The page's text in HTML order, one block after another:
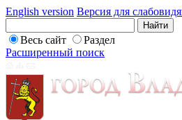
English version Версия для
Весь сайт
Раздел
Расширенный поиск